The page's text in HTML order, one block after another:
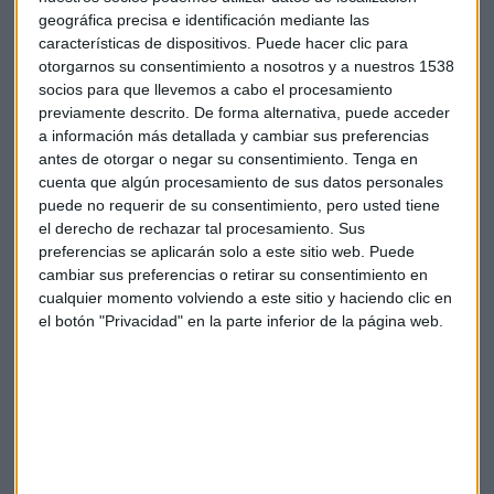
geográfica precisa e identificación mediante las
características de dispositivos. Puede hacer clic para
otorgarnos su consentimiento a nosotros y a nuestros 1538
socios para que llevemos a cabo el procesamiento
previamente descrito. De forma alternativa, puede acceder
a información más detallada y cambiar sus preferencias
antes de otorgar o negar su consentimiento. Tenga en
cuenta que algún procesamiento de sus datos personales
puede no requerir de su consentimiento, pero usted tiene
el derecho de rechazar tal procesamiento. Sus
preferencias se aplicarán solo a este sitio web. Puede
cambiar sus preferencias o retirar su consentimiento en
cualquier momento volviendo a este sitio y haciendo clic en
el botón "Privacidad" en la parte inferior de la página web.
que cubren las acciones de Tesla se sitúa en 336 dólares.
Mercados Tesla JP Morgan Automóviles
Elon Musk
Suscríbete a nuestros boletines
Te enviaremos las noticias más importantes del día